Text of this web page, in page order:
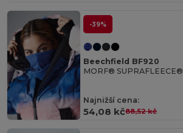
-39%
Beechfield BF920
MORF® SUPRAFLEECE®
Najnižší cena:
54,08 kč88,52 kč